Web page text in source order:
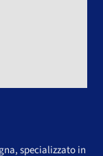
specializzato in